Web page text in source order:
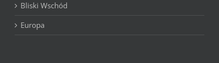
Bliski Wschód
Europa